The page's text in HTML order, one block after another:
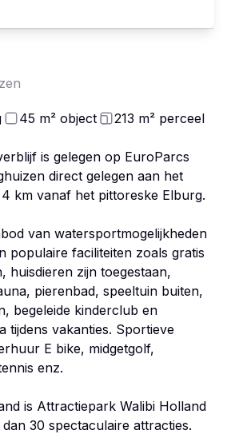
45 m² object 213 m² perceel
is gelegen op EuroParcs
direct gelegen aan het
km vanaf het pittoreske Elburg.
van watersportmogelijkheden
populaire faciliteiten zoals gratis
huisdieren zijn toegestaan,
pierenbad, speeltuin buiten,
begeleide kinderclub en
tijdens vakanties. Sportieve
E bike, midgetgolf,
enz.
is Attractiepark Walibi Holland
30 spectaculaire attracties.